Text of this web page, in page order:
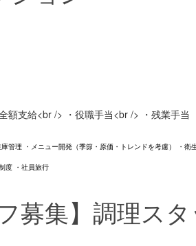
額支給<br /> ・役職手当<br /> ・残業手当
理 ・メニュー開発（季節・原価・トレンドを考慮） ・
度 ・社員旅行
募集】調理ス